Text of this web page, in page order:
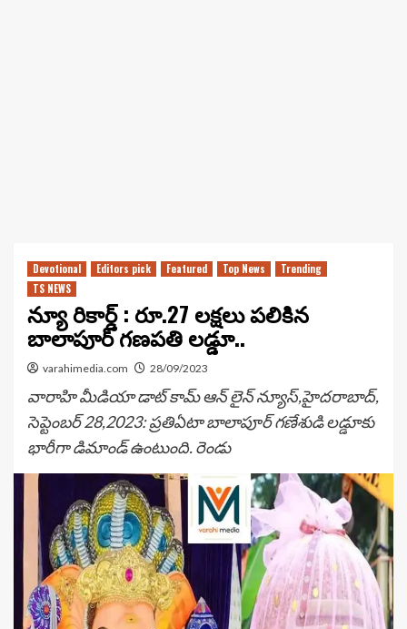
Devotional Editors pick Featured Top News
Trending
TS NEWS
న్యూ రికార్డ్ : రూ.27 లక్షలు పలికిన
బాలాపూర్ గణపతి లడ్డూ..
varahimedia.com 28/09/2023
వారాహి మీడియా డాట్ కామ్ ఆన్ లైన్ న్యూస్,హైదరాబాద్,
సెప్టెంబర్ 28,2023: ప్రతిఏటా బాలాపూర్ గణేశుడి లడ్డూకు
భారీగా డిమాండ్ ఉంటుంది. రెండు